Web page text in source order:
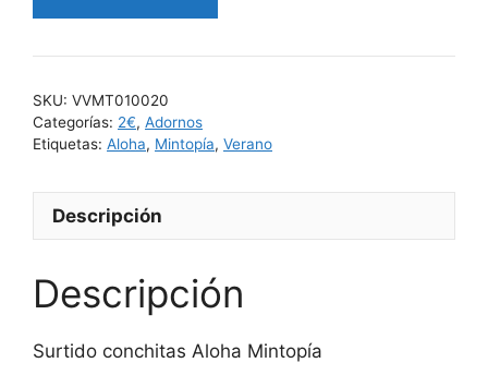
SKU: VVMT010020
Categorías: 2€, Adornos
Etiquetas: Aloha, Mintopía, Verano
Descripción
Descripción
Surtido conchitas Aloha Mintopía